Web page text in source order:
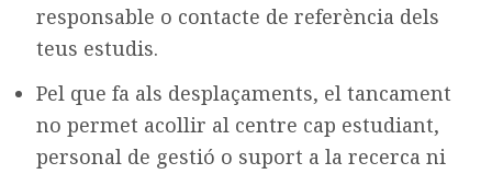
responsable o contacte de referència dels
teus estudis.
Pel que fa als desplaçaments, el tancament
no permet acollir al centre cap estudiant,
personal de gestió o suport a la recerca ni